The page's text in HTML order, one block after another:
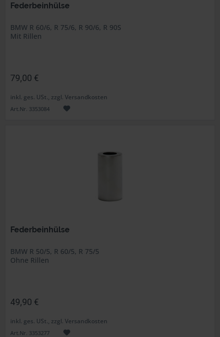
Federbeinhülse
BMW R 60/6, R 75/6, R 90/6, R 90S
Mit Rillen
79,00 €
inkl. ges. USt., zzgl. Versandkosten
Art.Nr. 3353084
Federbeinhülse
BMW R 50/5, R 60/5, R 75/5
Ohne Rillen
49,90 €
inkl. ges. USt., zzgl. Versandkosten
Art.Nr. 3353277